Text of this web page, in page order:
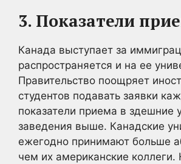
3. Показатели
Канада выступает за
распространяется и на ее
Правительство поощряет
студентов подавать заявки
показатели приема в здешние
заведения выше. Канадские
ежегодно принимают больше
чем их американские